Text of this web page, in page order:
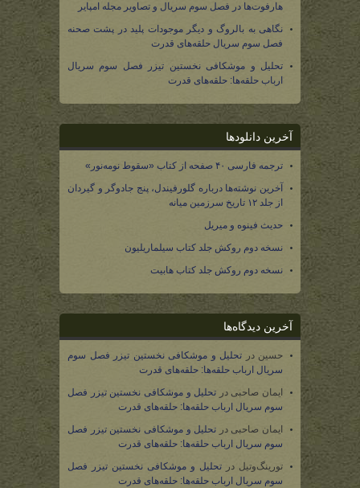
هارفوت‌ها در فصل سوم سریال و تصاویر مجله امپایر
نگاهی به بالروگ و دیگر موجودات پلید در پشت صحنه
فصل سوم سریال حلقه‌های قدرت
تحلیل و موشکافی نخستین تیزر فصل سوم سریال
ارباب حلقه‌ها: حلقه‌های قدرت
آخرین دانلودها
ترجمه فارسی ۴۰ صفحه از کتاب «سقوط نومه‌نور»
آخرین نوشته‌ها درباره گلورفیندل، پنج جادوگر و گیردان
از جلد ۱۲ تاریخ سرزمین میانه
حدیث فینوه و میریل
نسخه دوم روکش جلد کتاب سیلماریلیون
نسخه دوم روکش جلد کتاب هابیت
آخرین دیدگاه‌ها
حسین در تحلیل و موشکافی نخستین تیزر فصل سوم
سریال ارباب حلقه‌ها: حلقه‌های قدرت
ایمان صاحبی در تحلیل و موشکافی نخستین تیزر فصل
سوم سریال ارباب حلقه‌ها: حلقه‌های قدرت
ایمان صاحبی در تحلیل و موشکافی نخستین تیزر فصل
سوم سریال ارباب حلقه‌ها: حلقه‌های قدرت
تورینگ‌وتیل در تحلیل و موشکافی نخستین تیزر فصل
سوم سریال ارباب حلقه‌ها: حلقه‌های قدرت